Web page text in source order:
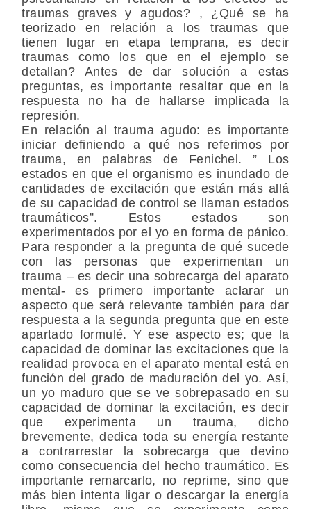
traumas graves y agudos? , ¿Qué se ha
teorizado en relación a los traumas que
tienen lugar en etapa temprana, es decir
traumas como los que en el ejemplo se
detallan? Antes de dar solución a estas
preguntas, es importante resaltar que en la
respuesta no ha de hallarse implicada la
represión.
En relación al trauma agudo: es importante
iniciar definiendo a qué nos referimos por
trauma, en palabras de Fenichel. ” Los
estados en que el organismo es inundado de
cantidades de excitación que están más allá
de su capacidad de control se llaman estados
traumáticos”. Estos estados son
experimentados por el yo en forma de pánico.
Para responder a la pregunta de qué sucede
con las personas que experimentan un
trauma – es decir una sobrecarga del aparato
mental- es primero importante aclarar un
aspecto que será relevante también para dar
respuesta a la segunda pregunta que en este
apartado formulé. Y ese aspecto es; que la
capacidad de dominar las excitaciones que la
realidad provoca en el aparato mental está en
función del grado de maduración del yo. Así,
un yo maduro que se ve sobrepasado en su
capacidad de dominar la excitación, es decir
que experimenta un trauma, dicho
brevemente, dedica toda su energía restante
a contrarrestar la sobrecarga que devino
como consecuencia del hecho traumático. Es
importante remarcarlo, no reprime, sino que
más bien intenta ligar o descargar la energía